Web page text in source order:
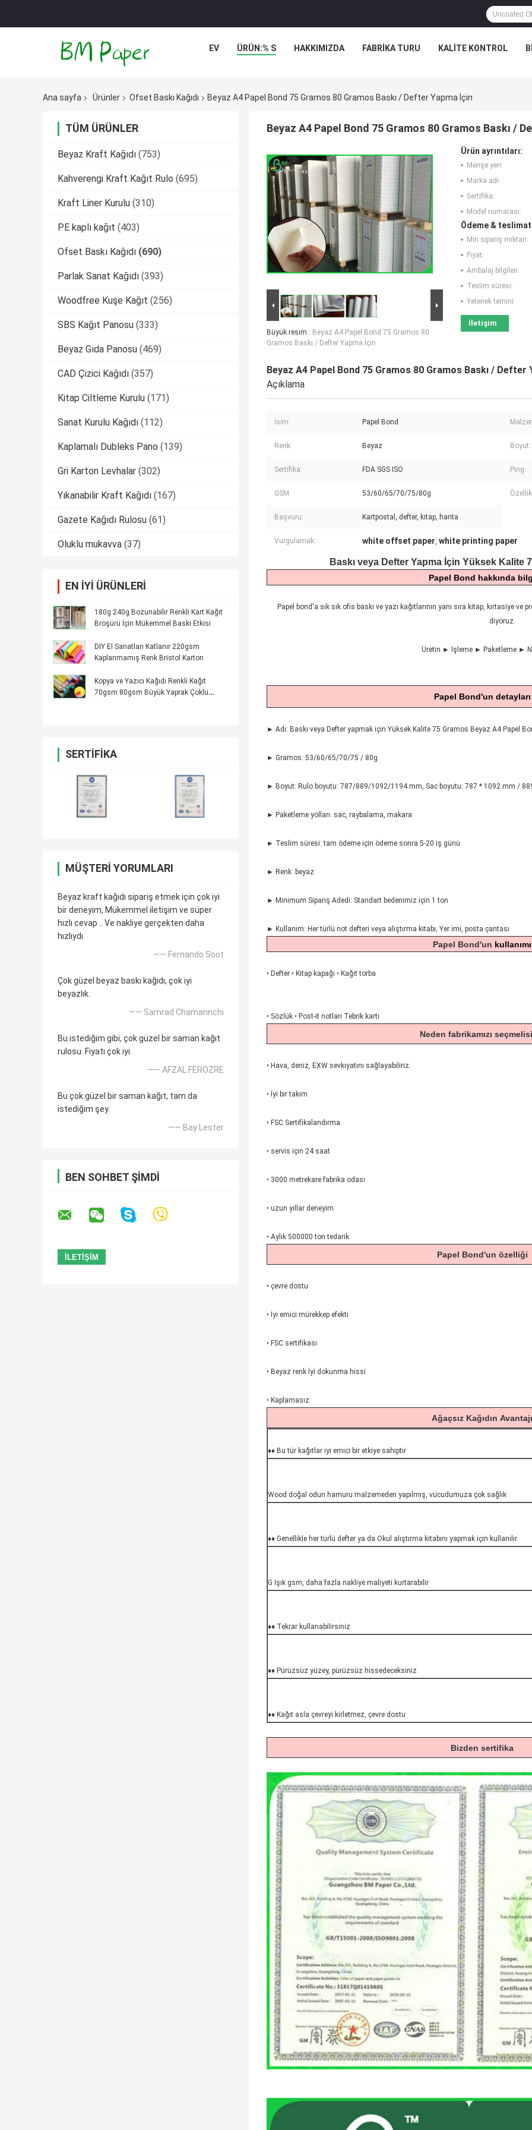
EV ÜRÜN:% S HAKKIMIZDA FABRIKA TURU KALITE KONTROL
Ana sayfa Ürünler Ofset Baskı Kağıdı Beyaz A4 Papel Bond 75 Gramos 80 Gramos Baskı / Defter Yapma İçin
TÜM ÜRÜNLER
Beyaz Kraft Kağıdı (753)
Kahverengi Kraft Kağıt Rulo (695)
Kraft Liner Kurulu (310)
PE kaplı kağıt (403)
Ofset Baskı Kağıdı (690)
Parlak Sanat Kağıdı (393)
Woodfree Kuşe Kağıt (256)
SBS Kağıt Panosu (333)
Beyaz Gıda Panosu (469)
CAD Çizici Kağıdı (357)
Kitap Ciltleme Kurulu (171)
Sanat Kurulu Kağıdı (112)
Kaplamalı Dubleks Pano (139)
Gri Karton Levhalar (302)
Yıkanabilir Kraft Kağıdı (167)
Gazete Kağıdı Rulosu (61)
Oluklu mukavva (37)
EN IYI ÜRÜNLERI
180g 240g Bozunabilir Renkli Kart Kağıt
Broşürü İçin Mükemmel Baskı Etkisi
DIY El Sanatları Katlanır 220gsm
Kaplanmamış Renk Bristol Karton
Kopya ve Yazıcı Kağıdı Renkli Kağıt
70gsm 80gsm Büyük Yaprak Çoklu
SERTIFIKA
MÜŞTERI YORUMLARI
Beyaz kraft kağıdı sipariş etmek için çok iyi
bir deneyim, Mükemmel iletişim ve süper
hızlı cevap .. Ve nakliye gerçekten daha
hızlıydı
—— Fernando Soot
Çok güzel beyaz baskı kağıdı, çok iyi
beyazlık.
—— Samrad Chamannchi
Bu istediğim gibi, çok güzel bir saman kağıt
rulosu. Fiyatı çok iyi.
—— AFZAL FEROZRE
Bu çok güzel bir saman kağıt, tam da
istediğim şey.
—— Bay Lester
BEN SOHBET ŞIMDI
Beyaz A4 Papel Bond 75 Gramos 80 Gramos Baskı /
Büyük resim : Beyaz A4 Papel Bond 75 Gramos 80
Gramos Baskı / Defter Yapma İçin
Ürün ayrıntıları:
Menşe yeri:
Marka adı:
Sertifika:
Model numarası:
Ödeme &
Min sipariş miktarı:
Fiyat:
Ambalaj bilgileri:
Teslim süresi:
Yetenek temini:
İletişim
Beyaz A4 Papel Bond 75 Gramos 80 Gramos Baskı / Defter
Açıklama
İsim: Papel Bond
Renk: Beyaz Boyut:
Sertifika: FDA SGS ISO Ping:
GSM: 53/60/65/70/75/80g
Başvuru: Kartpostal, defter, kitap, harita
Vurgulamak: white offset paper, white printing paper
Baskı veya Defter Yapma İçin Yüksek Kalite
Papel Bond hakkında
Papel bond'a sık sık ofis baskı ve yazı kağıtlarının yanı sıra kitap, kırtasiye
diyoruz.
Üretin ► İşleme ► Paketleme ►
Papel Bond'un detayları
► Adı: Baskı veya Defter yapmak için Yüksek Kalite 75 Gramos Beyaz A4 Papel
► Gramos: 53/60/65/70/75 / 80g
► Boyut: Rulo boyutu: 787/889/1092/1194 mm, Sac boyutu: 787 * 1092 mm /
► Paketleme yolları: sac, raybalama, makara
► Teslim süresi: tam ödeme için ödeme sonra 5-20 iş günü
► Renk: beyaz
► Minimum Sipariş Adedi: Standart bedenimiz için 1 ton
► Kullanım: Her türlü not defteri veya alıştırma kitabı, Yer imi, posta çantası
Papel Bond'un kullanımı
• Defter • Kitap kapağı • Kağıt torba
• Sözlük • Post-it notları Tebrik kartı
Neden fabrikamızı
• Hava, deniz, EXW sevkıyatını sağlayabiliriz.
• İyi bir takım
• FSC Sertifikalandırma
• servis için 24 saat
• 3000 metrekare fabrika odası
• uzun yıllar deneyim
• Aylık 500000 ton tedarik
Papel Bond'un özelliği
• çevre dostu
• İyi emici mürekkep efekti
• FSC sertifikası
• Beyaz renk İyi dokunma hissi
• Kaplamasız
Ağaçsız Kağıdın Avantajı
♦♦ Bu tür kağıtlar iyi emici bir etkiye sahiptir
Wood doğal odun hamuru malzemeden yapılmış, vücudumuza çok sağlık
♦♦ Genellikle her türlü defter ya da Okul alıştırma kitabını yapmak için kullanılır.
G Işık gsm, daha fazla nakliye maliyeti kurtarabilir
♦♦ Tekrar kullanabilirsiniz
♦♦ Pürüzsüz yüzey, pürüzsüz hissedeceksiniz
♦♦ Kağıt asla çevreyi kirletmez, çevre dostu
Bizden sertifika